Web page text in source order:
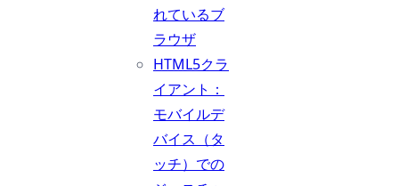
れているブ
ラウザ
HTML5クラ
イアント：
モバイルデ
バイス（タ
ッチ）での